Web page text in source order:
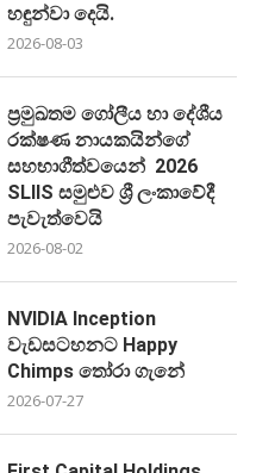
හඳුන්වා දෙයි.
2026-08-03
ප්‍රමුඛතම ගෝලීය හා දේශීය
රක්ෂණ නායකයින්ගේ
සහභාගීත්වයෙන් 2026
SLIIS සමුළුව ශ්‍රී ලංකාවේදී
පැවැත්වෙයි
2026-08-02
NVIDIA Inception
වැඩසටහනට Happy
Chimps තෝරා ගැනේ
2026-07-27